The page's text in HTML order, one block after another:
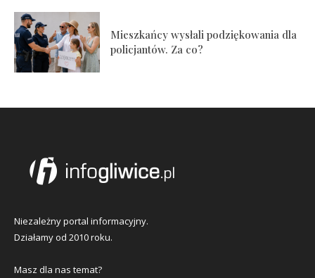
Mieszkańcy wysłali podziękowania dla
policjantów. Za co?
Niezależny portal informacyjny.
Działamy od 2010 roku.
Masz dla nas temat?